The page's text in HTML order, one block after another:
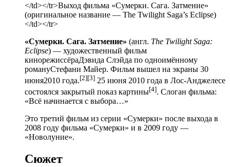
</td></tr>Выход фильма «Сумерки. Сага. Затмение»
(оригинальное название — The Twilight Saga’s Eclipse)
</td></tr>
«Сумерки. Сага. Затмение» (англ. The Twilight Saga:
Eclipse) — художественный фильм
кинорежиссёраДэвида Слэйда по одноимённому
романуСтефани Майер. Фильм вышел на экраны 30
июня2010 года.[2][3] 25 июня 2010 года в Лос-Анджелесе
состоялся закрытый показ картины[4]. Слоган фильма:
«Всё начинается с выбора…»
Это третий фильм из серии «Сумерки» после выхода в
2008 году фильма «Сумерки» и в 2009 году —
«Новолуние».
Сюжет